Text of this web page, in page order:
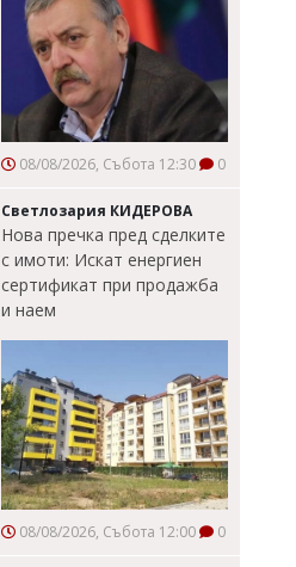
08/08/2026, Събота 12:30 0
Светлозария КИДЕРОВА
Нова пречка пред сделките
с имоти: Искат енергиен
сертификат при продажба
и наем
08/08/2026, Събота 12:00 0